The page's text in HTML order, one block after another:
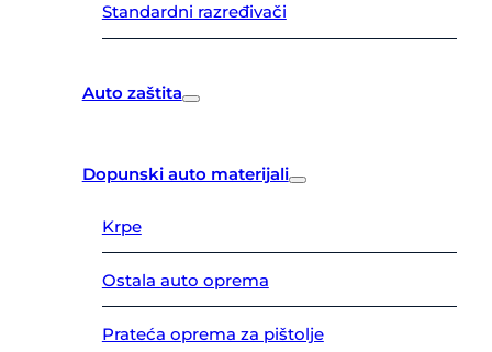
Standardni razređivači
Auto zaštita
Dopunski auto materijali
Krpe
Ostala auto oprema
Prateća oprema za pištolje